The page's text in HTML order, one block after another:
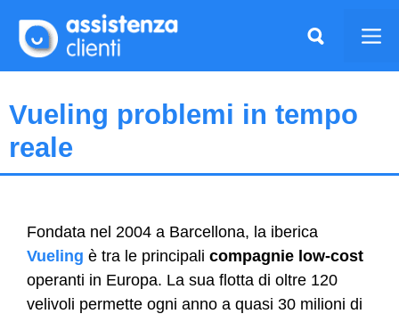
contenuto
Vueling problemi in tempo
reale
Fondata nel 2004 a Barcellona, la iberica
Vueling è tra le principali compagnie low-cost
operanti in Europa. La sua flotta di oltre 120
velivoli permette ogni anno a quasi 30 milioni di